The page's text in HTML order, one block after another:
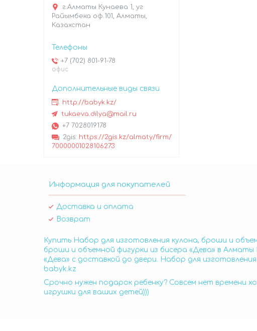
г.Алматы Кунаева 1, уг
Райымбека оф.101, Алматы,
Казахстан
+7 (702) 801-91-78
офис
http://babyk.kz/
tukaeva.dilya@mail.ru
+7 7028019178
2gis https://2gis.kz/almaty/firm/
70000001028106273
Информация для покупателей
Доставка и оплата
Возврат
Купить Набор для изготовления кулона, броши и
броши и объемной фигурки из бисера «Дева» в
«Дева» с доставкой до двери. Набор для
babyk.kz
Срочно нужен подарок ребенку? Совсем нет времени
игрушки для ваших детей)))